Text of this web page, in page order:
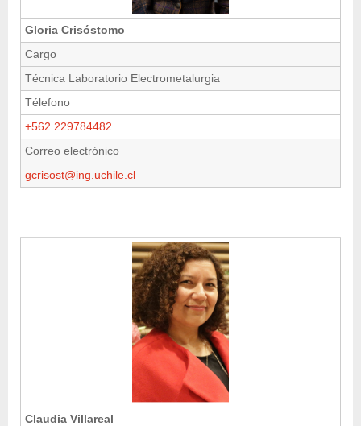
Gloria Crisóstomo
Cargo
Técnica Laboratorio Electrometalurgia
Télefono
+562 229784482
Correo electrónico
gcrisost@ing.uchile.cl
Claudia Villareal